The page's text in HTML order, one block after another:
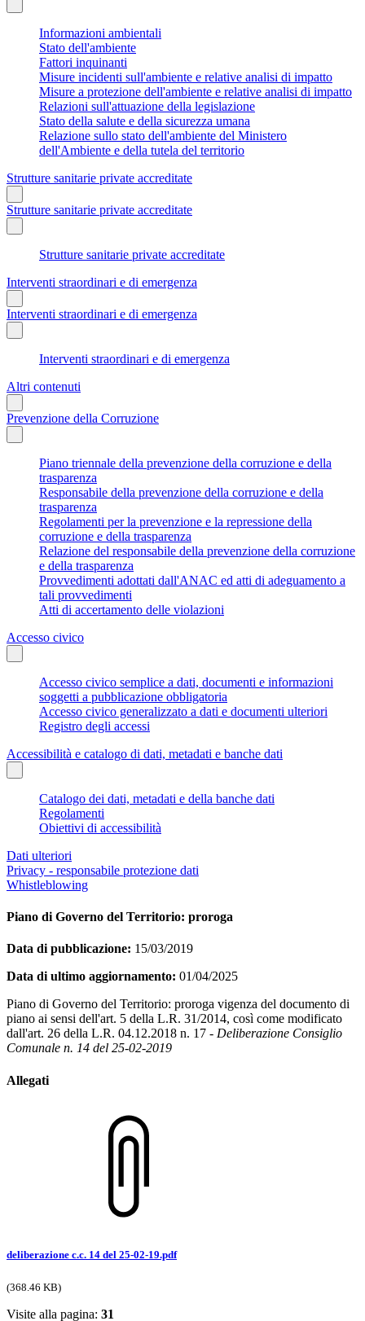
Informazioni ambientali
Stato dell'ambiente
Fattori inquinanti
Misure incidenti sull'ambiente e relative analisi di impatto
Misure a protezione dell'ambiente e relative analisi di impatto
Relazioni sull'attuazione della legislazione
Stato della salute e della sicurezza umana
Relazione sullo stato dell'ambiente del Ministero
dell'Ambiente e della tutela del territorio
Strutture sanitarie private accreditate
Strutture sanitarie private accreditate
Strutture sanitarie private accreditate
Interventi straordinari e di emergenza
Interventi straordinari e di emergenza
Interventi straordinari e di emergenza
Altri contenuti
Prevenzione della Corruzione
Piano triennale della prevenzione della corruzione e della
trasparenza
Responsabile della prevenzione della corruzione e della
trasparenza
Regolamenti per la prevenzione e la repressione della
corruzione e della trasparenza
Relazione del responsabile della prevenzione della corruzione
e della trasparenza
Provvedimenti adottati dall'ANAC ed atti di adeguamento a
tali provvedimenti
Atti di accertamento delle violazioni
Accesso civico
Accesso civico semplice a dati, documenti e informazioni
soggetti a pubblicazione obbligatoria
Accesso civico generalizzato a dati e documenti ulteriori
Registro degli accessi
Accessibilità e catalogo di dati, metadati e banche dati
Catalogo dei dati, metadati e della banche dati
Regolamenti
Obiettivi di accessibilità
Dati ulteriori
Privacy - responsabile protezione dati
Whistleblowing
Piano di Governo del Territorio: proroga
Data di pubblicazione: 15/03/2019
Data di ultimo aggiornamento: 01/04/2025
Piano di Governo del Territorio: proroga vigenza del documento di
piano ai sensi dell'art. 5 della L.R. 31/2014, così come modificato
dall'art. 26 della L.R. 04.12.2018 n. 17 - Deliberazione Consiglio
Comunale n. 14 del 25-02-2019
Allegati
deliberazione c.c. 14 del 25-02-19.pdf
(368.46 KB)
Visite alla pagina: 31